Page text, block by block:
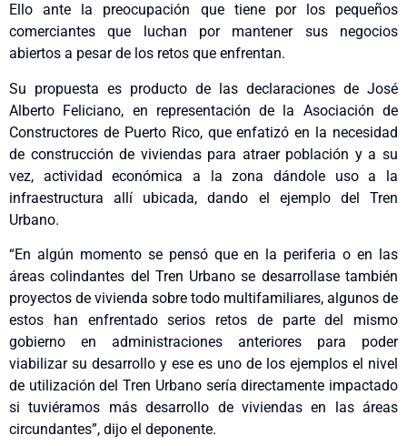
Ello ante la preocupación que tiene por los pequeños
comerciantes que luchan por mantener sus negocios
abiertos a pesar de los retos que enfrentan.
Su propuesta es producto de las declaraciones de José
Alberto Feliciano, en representación de la Asociación de
Constructores de Puerto Rico, que enfatizó en la necesidad
de construcción de viviendas para atraer población y a su
vez, actividad económica a la zona dándole uso a la
infraestructura allí ubicada, dando el ejemplo del Tren
Urbano.
“En algún momento se pensó que en la periferia o en las
áreas colindantes del Tren Urbano se desarrollase también
proyectos de vivienda sobre todo multifamiliares, algunos de
estos han enfrentado serios retos de parte del mismo
gobierno en administraciones anteriores para poder
viabilizar su desarrollo y ese es uno de los ejemplos el nivel
de utilización del Tren Urbano sería directamente impactado
si tuviéramos más desarrollo de viviendas en las áreas
circundantes”, dijo el deponente.